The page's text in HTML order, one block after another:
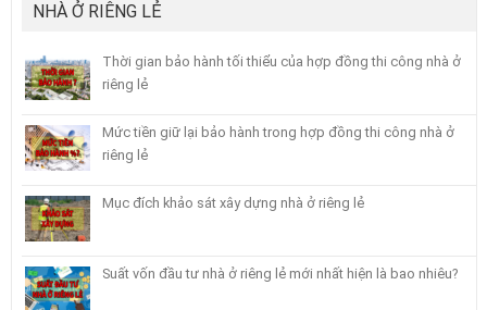
NHÀ Ở RIÊNG LẺ
Thời gian bảo hành tối thiểu của hợp đồng thi công nhà ở
riêng lẻ
Mức tiền giữ lại bảo hành trong hợp đồng thi công nhà ở
riêng lẻ
Mục đích khảo sát xây dựng nhà ở riêng lẻ
Suất vốn đầu tư nhà ở riêng lẻ mới nhất hiện là bao nhiêu?